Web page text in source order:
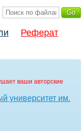
Реферат
ваши авторские
университет им.